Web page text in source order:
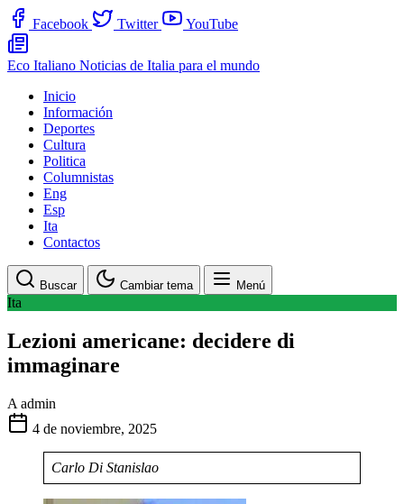
Facebook Twitter YouTube
Eco Italiano Noticias de Italia para el mundo
Inicio
Información
Deportes
Cultura
Politica
Columnistas
Eng
Esp
Ita
Contactos
Buscar Cambiar tema Menú
Ita
Lezioni americane: decidere di
immaginare
A admin
4 de noviembre, 2025
Carlo Di Stanislao